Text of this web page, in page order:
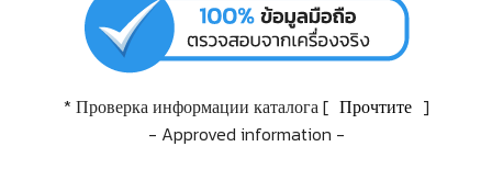
* Проверка информации каталога [ Прочтите ]
- Approved information -